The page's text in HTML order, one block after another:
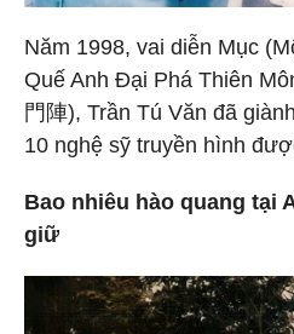
Năm 1998, vai diễn Mục
Quế Anh Đại Phá Thiên
門陣), Trần Tú Văn đã
10 nghệ sỹ truyền hình
Bao nhiêu hào quang tại
giữ